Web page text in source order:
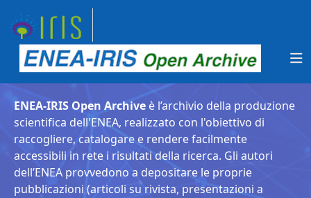
ENEA-IRIS Open Archive è l’archivio della produzione
scientifica dell'ENEA, realizzato con l'obiettivo di
raccogliere, catalogare e rendere facilmente
accessibili in rete i risultati della ricerca. Gli autori
dell’ENEA provvedono a depositare le proprie
pubblicazioni (articoli su rivista, presentazioni a